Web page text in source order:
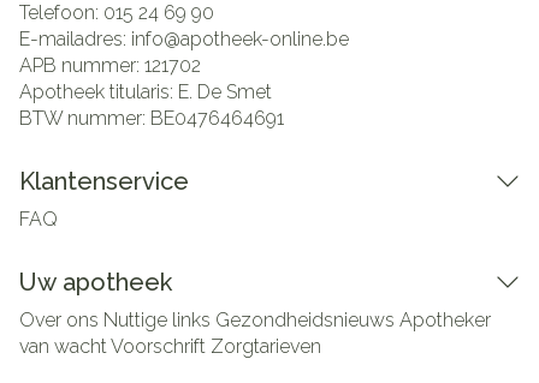
Telefoon: 015 24 69 90
E-mailadres: info@apotheek-online.be
APB nummer: 121702
Apotheek titularis: E. De Smet
BTW nummer: BE0476464691
Klantenservice
FAQ
Uw apotheek
Over ons Nuttige links Gezondheidsnieuws Apotheker
van wachtVoorschrift Zorgtarieven